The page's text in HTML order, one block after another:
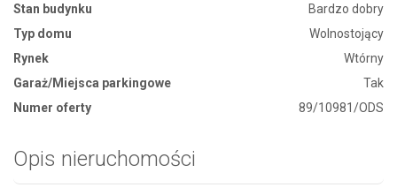
Stan budynku
Bardzo dobry
Typ domu
Wolnostojący
Rynek
Wtórny
Garaż/Miejsca parkingowe
Tak
Numer oferty
89/10981/ODS
Opis nieruchomości